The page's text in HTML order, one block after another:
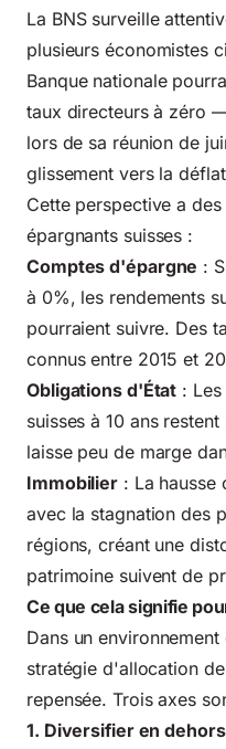
La BNS surveille
plusieurs économistes
Banque nationale
taux directeurs à zéro
lors de sa réunion de
glissement vers la
Cette perspective a
épargnants suisses :
Comptes d'épargne :
à 0%, les rendements
pourraient suivre. Des
connus entre 2015 et
Obligations d'État :
suisses à 10 ans
laisse peu de marge
Immobilier : La hausse
avec la stagnation des
régions, créant une
patrimoine suivent de
Ce que cela signifie
Dans un
stratégie d'allocation
repensée. Trois axes
1. Diversifier en